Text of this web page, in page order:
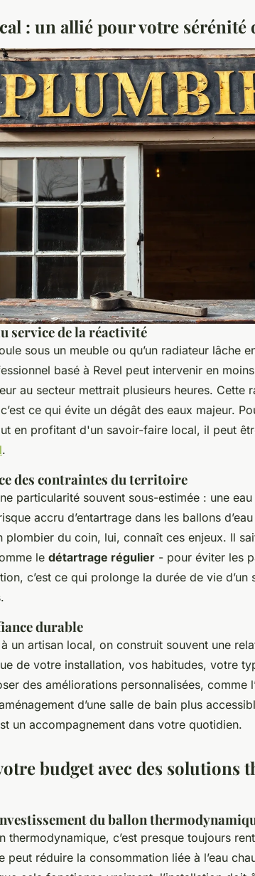
: un allié pour votre
service de la réactivité
sous un meuble ou qu’un radiateur lâche
basé à Revel peut intervenir en
au secteur mettrait plusieurs heures. Cette
ce qui évite un dégât des eaux majeur.
en profitant d'un savoir-faire local, il peut
.
des contraintes du territoire
particularité souvent sous-estimée : une
accru d’entartrage dans les ballons
plombier du coin, lui, connaît ces enjeux. Il
le détartrage régulier - pour éviter les
c’est ce qui prolonge la durée de vie
durable
un artisan local, on construit souvent une
de votre installation, vos habitudes, votre
des améliorations personnalisées, comme
d’une salle de bain plus
un accompagnement dans votre quotidien.
budget avec des solutions
du ballon
thermodynamique, c’est presque toujours
peut réduire la consommation liée à l’eau